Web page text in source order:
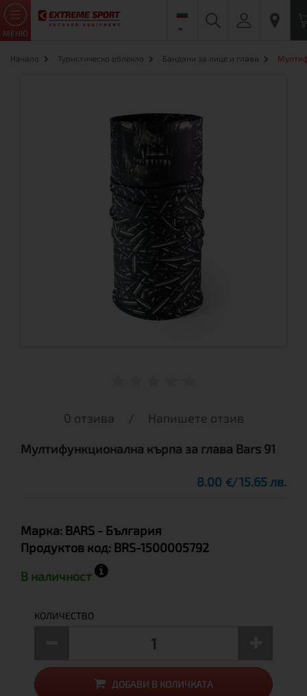
МЕНЮ
Начало Туристическо облекло Бандани за лице и глава
0 отзива / Напишете отзив
Мултифункционална кърпа за глава Bars 91
8.00 € 15.65 лв.
Марка: BARS - България
Продуктов код: BRS-1500005792
В наличност
КОЛИЧЕСТВО
ДОБАВИ В КОЛИЧКАТА